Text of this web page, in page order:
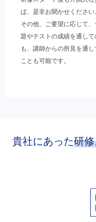
ば、是非お聞かせください
その他、ご要望に応じて
題やテストの成績を通し
も、講師からの所見を通
ことも可能です。
貴社にあった研